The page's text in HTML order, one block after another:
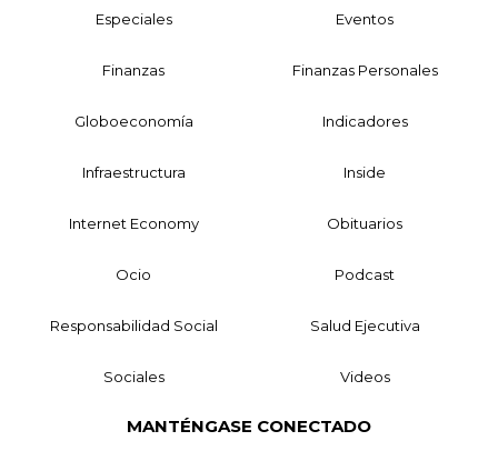
Especiales Eventos
Finanzas Finanzas Personales
Globoeconomía Indicadores
Infraestructura Inside
Internet Economy Obituarios
Ocio Podcast
Responsabilidad Social Salud Ejecutiva
Sociales Videos
MANTÉNGASE CONECTADO